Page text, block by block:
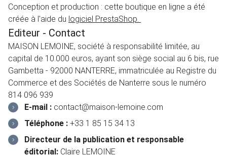
Conception et production : cette boutique en ligne a été
créée à l'aide du logiciel PrestaShop.
Editeur - Contact
MAISON LEMOINE, société à responsabilité limitée, au
capital de 10.000 euros, ayant son siège social au 6 bis, rue
Gambetta - 92000 NANTERRE, immatriculée au Registre du
Commerce et des Sociétés de Nanterre sous le numéro
814 096 939
E-mail : contact@maison-lemoine.com
Téléphone : +33 1 85 15 34 13
Directeur de la publication et responsable
éditorial: Claire LEMOINE